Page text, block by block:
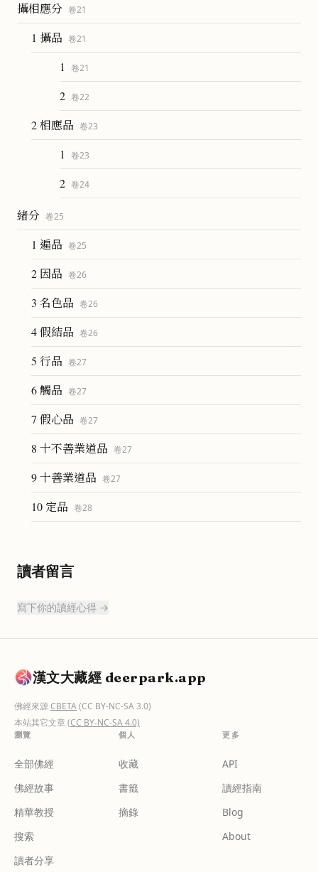
攝相應分 卷21
1 攝品 卷21
1 卷21
2 卷22
2 相應品 卷23
1 卷23
2 卷24
緒分 卷25
1 遍品 卷25
2 因品 卷26
3 名色品 卷26
4 假結品 卷26
5 行品 卷27
6 觸品 卷27
7 假心品 卷27
8 十不善業道品 卷27
9 十善業道品 卷27
10 定品 卷28
讀者留言
寫下你的讀經心得 →
漢文大藏經 deerpark.app
佛經來源CBETA(CC BY-NC-SA 3.0)
本站其它文章(CC BY-NC-SA 4.0)
瀏覽
全部佛經
佛經故事
精華教授
搜索
讀者分享
個人
收藏
書籤
摘錄
更多
API
讀經指南
Blog
About